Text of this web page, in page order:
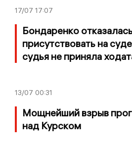
17/07 17:07
Бондаренко
присутствовать на
судья не приняла
13/07 00:31
Мощнейший взрыв
над Курском